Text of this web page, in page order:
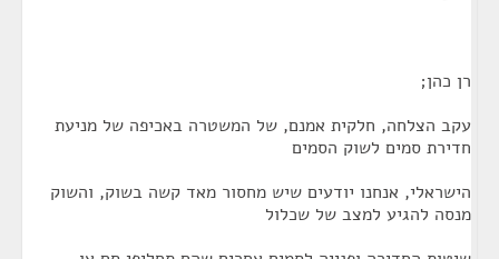
רן כהן;
עקב הצלחה, חלקית אמנם, של המשטרה באכיפה של מניעת
חדירת סמים לשוק הסמים
הישראלי, אנחנו יודעים שיש מחסור מאד קשה בשוק, והשוק
מנסה להגיע למצב של שכלול